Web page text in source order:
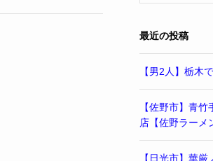
最近の投稿
【男2人】栃木
【佐野市】青
店【佐野ラーメ
【日光市】華厳